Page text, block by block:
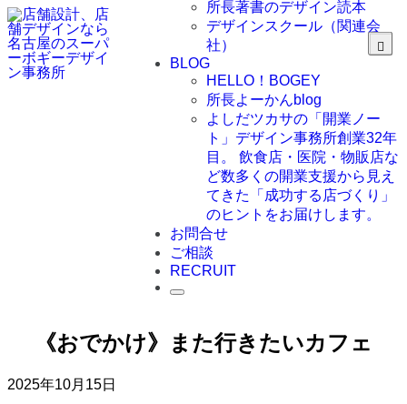
所長著書のデザイン読本
デザインスクール（関連会
社）
BLOG
HELLO！BOGEY
所長よーかんblog
よしだツカサの「開業ノー
ト」 デザイン事務所創業32年
目。 飲食店・医院・物販店な
ど数多くの開業支援から見え
てきた「成功する店づくり」
のヒントをお届けします。
お問合せ
ご相談
RECRUIT
《おでかけ》また行きたいカフェ
2025年10月15日